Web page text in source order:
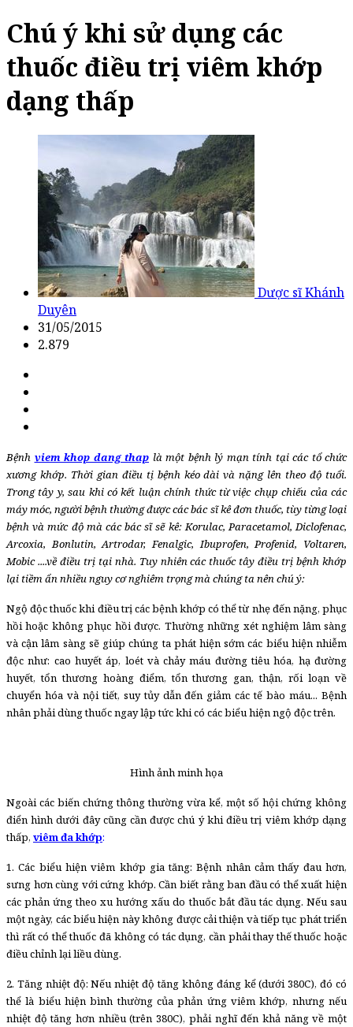
Chú ý khi sử dụng các
thuốc điều trị viêm khớp
dạng thấp
Dược sĩ Khánh
Duyên
31/05/2015
2.879
Bệnh viem khop dang thap là một bệnh lý mạn tính tại các tổ chức
xương khớp. Thời gian điều tị bệnh kéo dài và nặng lên theo độ tuổi.
Trong tây y, sau khi có kết luận chính thức từ việc chụp chiếu của các
máy móc, người bệnh thường được các bác sĩ kê đơn thuốc, tùy từng loại
bệnh và mức độ mà các bác sĩ sẽ kê: Korulac, Paracetamol, Diclofenac,
Arcoxia, Bonlutin, Artrodar, Fenalgic, Ibuprofen, Profenid, Voltaren,
Mobic ....về điều trị tại nhà. Tuy nhiên các thuốc tây điều trị bệnh khớp
lại tiềm ẩn nhiều nguy cơ nghiêm trọng mà chúng ta nên chú ý:
Ngộ độc thuốc khi điều trị các bệnh khớp có thể từ nhẹ đến nặng, phục
hồi hoặc không phục hồi được. Thường những xét nghiệm lâm sàng
và cận lâm sàng sẽ giúp chúng ta phát hiện sớm các biểu hiện nhiễm
độc như: cao huyết áp, loét và chảy máu đường tiêu hóa, hạ đường
huyết, tổn thương hoàng điểm, tổn thương gan, thận, rối loạn về
chuyển hóa và nội tiết, suy tủy dẫn đến giảm các tế bào máu... Bệnh
nhân phải dùng thuốc ngay lập tức khi có các biểu hiện ngộ độc trên.
Hình ảnh minh họa
Ngoài các biến chứng thông thường vừa kể, một số hội chứng không
điển hình dưới đây cũng cần được chú ý khi điều trị viêm khớp dạng
thấp, viêm đa khớp:
1. Các biểu hiện viêm khớp gia tăng: Bệnh nhân cảm thấy đau hơn,
sưng hơn cùng với cứng khớp. Cần biết rằng ban đầu có thể xuất hiện
các phản ứng theo xu hướng xấu do thuốc bắt đầu tác dụng. Nếu sau
một ngày, các biểu hiện này không được cải thiện và tiếp tục phát triển
thì rất có thể thuốc đã không có tác dụng, cần phải thay thế thuốc hoặc
điều chỉnh lại liều dùng.
2. Tăng nhiệt độ: Nếu nhiệt độ tăng không đáng kể (dưới 380C), đó có
thể là biểu hiện bình thường của phản ứng viêm khớp, nhưng nếu
nhiệt độ tăng hơn nhiều (trên 380C), phải nghĩ đến khả năng về một